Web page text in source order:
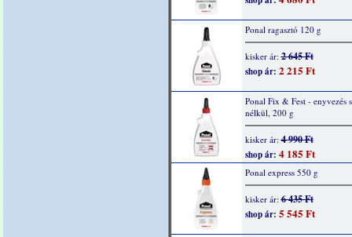
Ponal ragasztó 120 g
kisker ár:2 645 Ft
shop ár: 2 215 Ft
Ponal Fix & Fest - enyvezés
nélkül, 200 g
kisker ár:4 990 Ft
shop ár: 4 185 Ft
Ponal express 550 g
kisker ár:6 435 Ft
shop ár: 5 545 Ft